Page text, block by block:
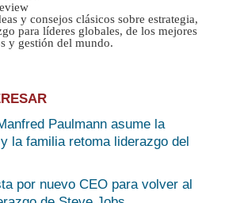
y consejos clásicos sobre estrategia,
para líderes globales, de los mejores
y gestión del mundo.
Paulmann asume la
la familia retoma liderazgo del
por nuevo CEO para volver al